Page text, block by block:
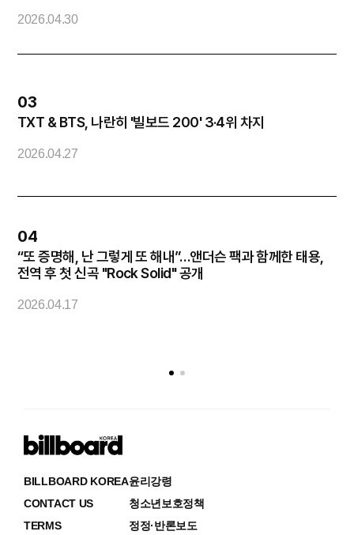
2026.04.30
03
TXT & BTS, 나란히 '빌보드 200' 3·4위 차지
2026.04.27
04
“또 증명해, 난 그렇게 또 해내”…앤더슨 팩과 함께한 태용,
전역 후 첫 신곡 "Rock Solid" 공개
2026.04.17
BILLBOARD KOREA
CONTACT US
TERMS
윤리강령
청소년보호정책
정정·반론보도